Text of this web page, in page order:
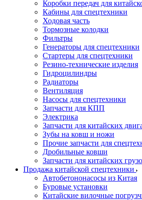
Коробки передач для
Кабины для спецтехники
Ходовая часть
Тормозные колодки
Фильтры
Генераторы для спецтехники
Стартеры для спецтехники
Резино-технические изделия
Гидроцилиндры
Радиаторы
Вентиляция
Насосы для спецтехники
Запчасти для КПП
Электрика
Запчасти для китайских
Зубы на ковш и ножи
Прочие запчасти для
Дробильные ковши
Запчасти для китайских
Продажа китайской спецтехники
Автобетононасосы из Китая
Буровые установки
Китайские вилочные